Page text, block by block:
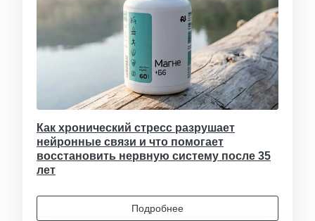
Как хронический стресс разрушает
нейронные связи и что помогает
восстановить нервную систему после 35
лет
Подробнее